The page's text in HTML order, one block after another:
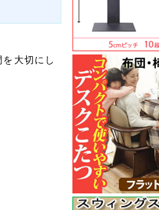
大切にし